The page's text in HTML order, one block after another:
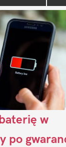
w
po